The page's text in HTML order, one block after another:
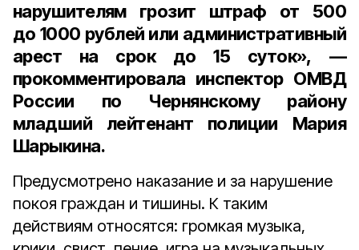
нарушителям грозит штраф от 500
до 1000 рублей или административный
арест на срок до 15 суток», —
прокомментировала инспектор ОМВД
России по Чернянскому району
младший лейтенант полиции Мария
Шарыкина.
Предусмотрено наказание и за нарушение
покоя граждан и тишины. К таким
действиям относятся: громкая музыка,